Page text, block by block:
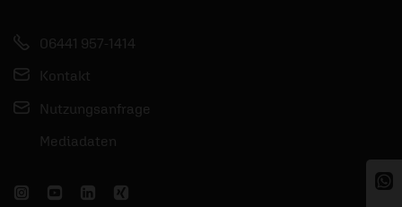
06441 957-1414
Kontakt
Nutzungsanfrage
Mediadaten